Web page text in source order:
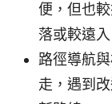
便，但也
落或較遠
路徑導航
走，遇到